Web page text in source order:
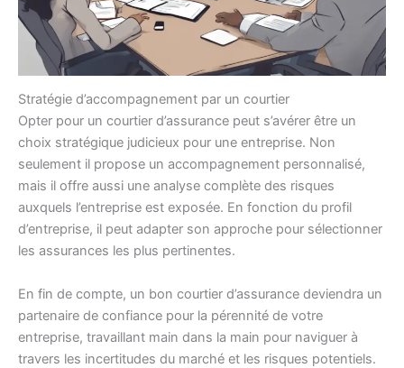
Stratégie d’accompagnement par un courtier
Opter pour un courtier d’assurance peut s’avérer être un
choix stratégique judicieux pour une entreprise. Non
seulement il propose un accompagnement personnalisé,
mais il offre aussi une analyse complète des risques
auxquels l’entreprise est exposée. En fonction du profil
d’entreprise, il peut adapter son approche pour sélectionner
les assurances les plus pertinentes.
En fin de compte, un bon courtier d’assurance deviendra un
partenaire de confiance pour la pérennité de votre
entreprise, travaillant main dans la main pour naviguer à
travers les incertitudes du marché et les risques potentiels.